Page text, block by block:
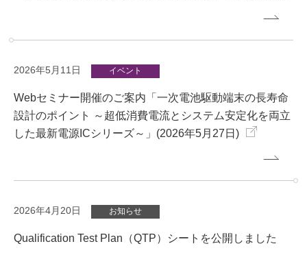
2026年5月11日 イベント
Webセミナー開催のご案内「一次電池駆動端末の長寿命
設計のポイント ～超低消費電流とシステム安定化を両立
した最新電源ICシリーズ～」(2026年5月27日)
2026年4月20日 お知らせ
Qualification Test Plan（QTP）シートを公開しました